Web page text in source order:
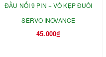
ĐẦU NỐI 9 PIN + VỎ KẸP ĐUÔI
SERVO INOVANCE
45.000₫